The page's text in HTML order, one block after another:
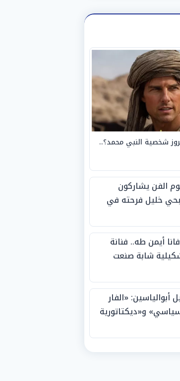
شخصية النبي محمد؟..
الفن يشاركون
خليل فرحته في
أيمن طه.. فنانة
شابة صنعت
منذ الصغر
أبوالياسين: «الفار
و«ديكتاتورية
وإقالة